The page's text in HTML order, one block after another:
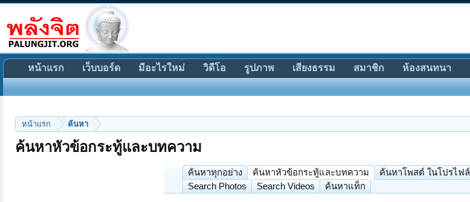
หน้าแรก ค้นหา
ค้นหาหัวข้อกระทู้และบทความ
ค้นหาทุกอย่าง ค้นหาหัวข้อกระทู้และบทความ ค้นหาโพสต์ ในโปรไฟล์
Search Photos
Search Videos ค้นหาแท็ก
หน้าแรก เว็บบอร์ด มีอะไรใหม่ วิดีโอ รูปภาพ เสียงธรรม สมาชิก ห้องสนทนา